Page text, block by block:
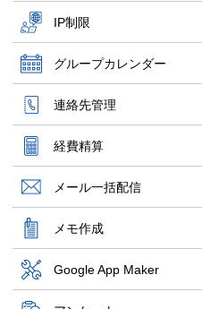
IP制限
グループカレンダー
連絡先管理
経費精算
メール一括配信
メモ作成
Google App Maker